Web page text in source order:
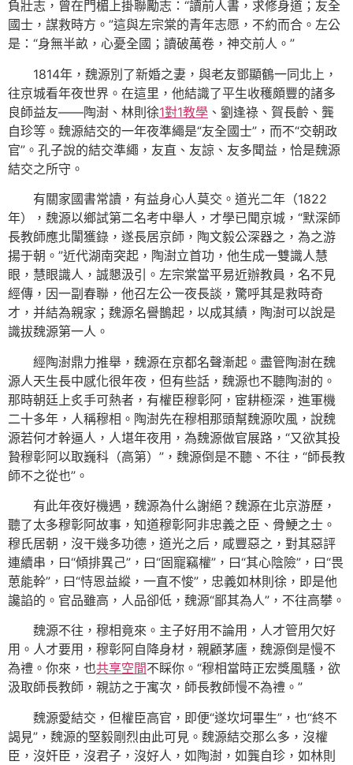
負壯志，曾在門楣上掛聯勵志：“讀前人書，求修身道；友全
國士，謀救時方。”這與左宗棠的青年志愿，不約而合。左公
是：“身無半畝，心憂全國；讀破萬卷，神交前人。”
1814年，魏源別了新婚之妻，與老友鄧顯鶴一同北上，
往京城看年夜世界。在這里，他結識了平生收穫頗豐的諸多
良師益友——陶澍、林則徐1對1教學 、劉逢祿、賀長齡、龔
自珍等。魏源結交的一年夜準繩是“友全國士”，而不“交朝政
官”。孔子說的結交準繩，友直、友諒、友多聞益，恰是魏源
結交之所守。
有關家國書常讀，有益身心人莫交。道光二年（1822
年），魏源以鄉試第二名考中舉人，才學已聞京城，“默深師
長教師應北闈獲錄，遂長居京師，陶文毅公深器之，為之游
揚于朝。”近代湖南突起，陶澍立首功，他生成一雙識人慧
眼，慧眼識人，誠懇汲引。左宗棠當平易近辦教員，名不見
經傳，因一副春聯，他召左公一夜長談，驚呼其是救時奇
才，并結為親家；魏源名譽鵲起，以成其績，陶澍可以說是
識拔魏源第一人。
經陶澍鼎力推舉，魏源在京都名聲漸起。盡管陶澍在魏
源人天生長中感化很年夜，但有些話，魏源也不聽陶澍的。
那時朝廷上炙手可熱者，有權臣穆彰阿，宦耕極深，進軍機
二十多年，人稱穆相。陶澍先在穆相那頭幫魏源吹風，說魏
源若何才幹逼人，人堪年夜用，為魏源做官展路，“又欲其投
贄穆彰阿以取巍科（高第）”，魏源倒是不聽、不往，“師長教
師不之從也”。
有此年夜好機遇，魏源為什么謝絕？魏源在北京游歷，
聽了太多穆彰阿故事，知道穆彰阿非忠義之臣、骨鯁之士。
穆氏居朝，沒干幾多功德，道光之后，咸豐惡之，對其惡評
連續串，曰“傾排異己”，曰“固寵竊權”，曰“其心陰險”，曰“畏
葸能幹”，曰“恃恩益縱，一直不悛”，忠義如林則徐，即是他
讒諂的。官品雖高，人品卻低，魏源“鄙其為人”，不往高攀。
魏源不往，穆相竟來。主子好用不論用，人才管用欠好
用。人才要用，穆彰阿自降身材，親顧茅廬，魏源倒是慢不
為禮。你來，也共享空間不睬你。“穆相當時正宏獎風騷，欲
汲取師長教師，親訪之于寓次，師長教師慢不為禮。”
魏源愛結交，但權臣高官，即便“遂坎坷畢生”，也“終不
謁見”，魏源的堅毅剛烈由此可見。魏源結交那么多，沒權
臣，沒奸臣，沒君子，沒好人，如陶澍，如龔自珍，如林則